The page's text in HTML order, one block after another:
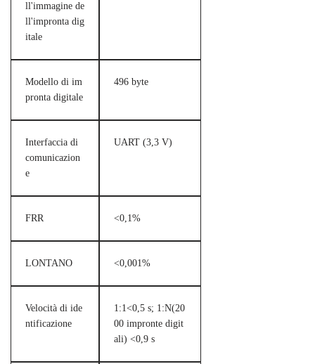
ll'immagine de
ll'impronta dig
itale
Modello di im
pronta digitale
496 byte
Interfaccia di
comunicazion
e
UART (3,3 V)
FRR <0,1%
LONTANO <0,001%
Velocità di ide
ntificazione
1:1<0,5 s; 1:N(20
00 impronte digit
ali) <0,9 s